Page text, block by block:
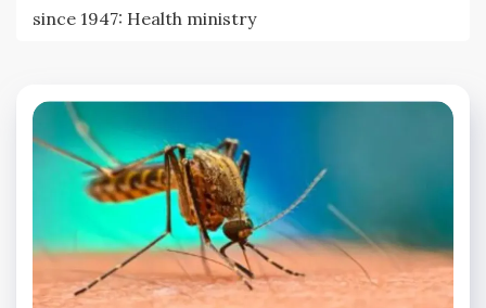
since 1947: Health ministry